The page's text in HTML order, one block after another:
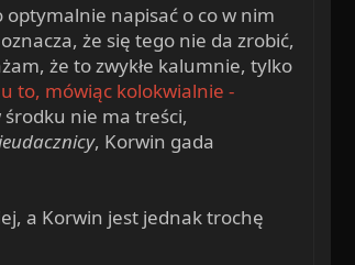
napisać o co w nim
że się tego nie da zrobić,
że to zwykłe kalumnie, tylko
to, mówiąc kolokwialnie -
środku nie ma treści,
, Korwin gada
a Korwin jest jednak trochę